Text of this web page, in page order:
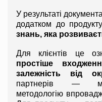
У результаті
додатком до
знань, яка
Для клієнтів це
простіше
залежність від
партнерів —
методологію